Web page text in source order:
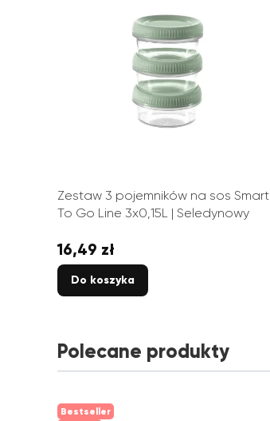
Zestaw 3 pojemników na sos Smart
To Go Line 3x0,15L | Seledynowy
Cena
16,49 zł
Do koszyka
Polecane produkty
Bestseller